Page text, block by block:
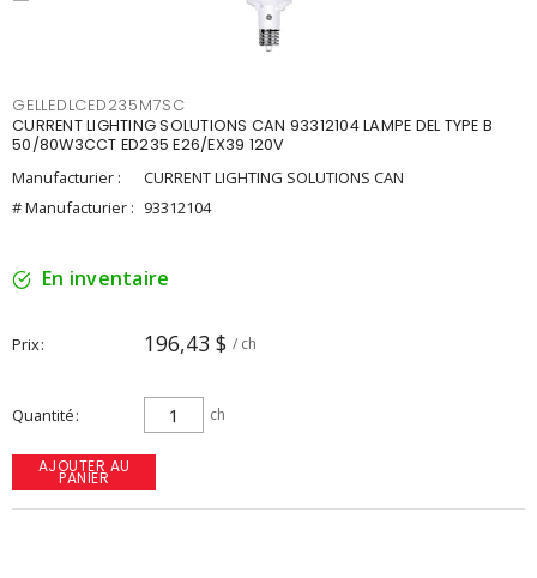
GELLEDLCED235M7SC
CURRENT LIGHTING SOLUTIONS CAN 93312104 LAMPE DEL TYPE B
50/80W3CCT ED235 E26/EX39 120V
Manufacturier :
CURRENT LIGHTING SOLUTIONS CAN
# Manufacturier : 93312104
En inventaire
Prix 196,43 $ / ch
Quantité ch
AJOUTER AU
PANIER